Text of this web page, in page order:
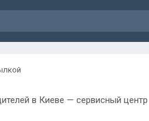
в Киеве — сервисный центр